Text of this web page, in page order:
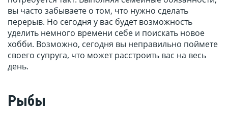
вы часто забываете о том, что нужно сделать
перерыв. Но сегодня у вас будет возможность
уделить немного времени себе и поискать новое
хобби. Возможно, сегодня вы неправильно поймете
своего супруга, что может расстроить вас на весь
день.
Рыбы